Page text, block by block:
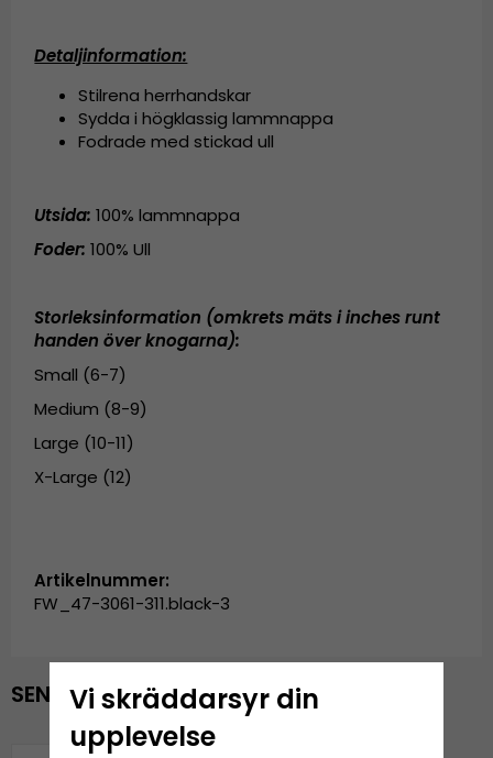
Detaljinformation:
Stilrena herrhandskar
Sydda i högklassig lammnappa
Fodrade med stickad ull
Utsida: 100% lammnappa
Foder: 100% Ull
Storleksinformation (omkrets mäts i inches runt
handen över knogarna):
Small (6-7)
Medium (8-9)
Large (10-11)
X-Large (12)
Artikelnummer:
FW_47-3061-311.black-3
SENAST VISADE PRODUKTER
Vi skräddarsyr din
upplevelse